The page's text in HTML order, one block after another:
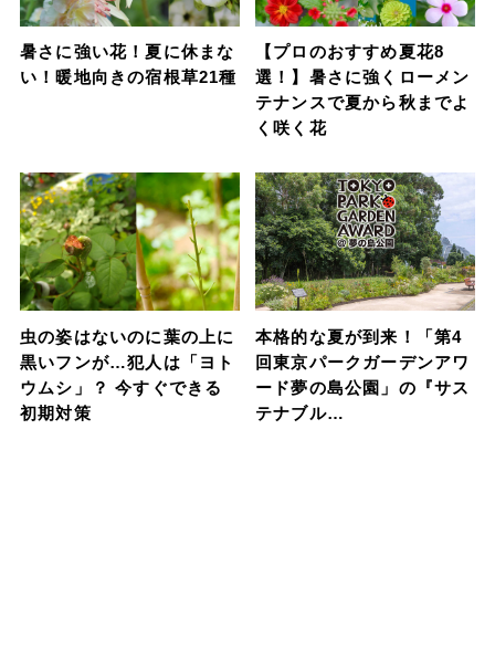
暑さに強い花！夏に休まな
い！暖地向きの宿根草21種
【プロのおすすめ夏花8
選！】暑さに強くローメン
テナンスで夏から秋までよ
く咲く花
虫の姿はないのに葉の上に
黒いフンが…犯人は「ヨト
ウムシ」？ 今すぐできる
初期対策
本格的な夏が到来！「第4
回東京パークガーデンアワ
ード夢の島公園」の『サス
テナブル…